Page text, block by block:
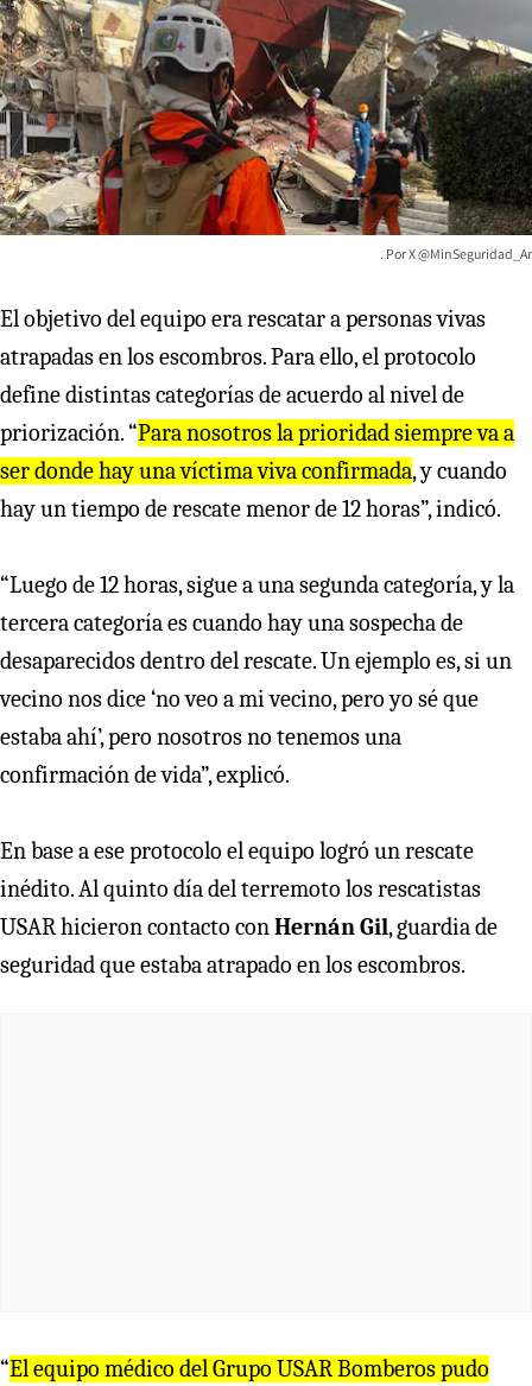
X @MinSeguridad_Ar
El objetivo del equipo era rescatar a personas vivas
atrapadas en los escombros. Para ello, el protocolo
define distintas categorías de acuerdo al nivel de
priorización. “Para nosotros la prioridad siempre va a
ser donde hay una víctima viva confirmada, y cuando
hay un tiempo de rescate menor de 12 horas”, indicó.
“Luego de 12 horas, sigue a una segunda categoría, y la
tercera categoría es cuando hay una sospecha de
desaparecidos dentro del rescate. Un ejemplo es, si un
vecino nos dice ‘no veo a mi vecino, pero yo sé que
estaba ahí’, pero nosotros no tenemos una
confirmación de vida”, explicó.
En base a ese protocolo el equipo logró un rescate
inédito. Al quinto día del terremoto los rescatistas
USAR hicieron contacto conHernán Gil, guardia de
seguridad que estaba atrapado en los escombros.
“El equipo médico del Grupo USAR Bomberos pudo